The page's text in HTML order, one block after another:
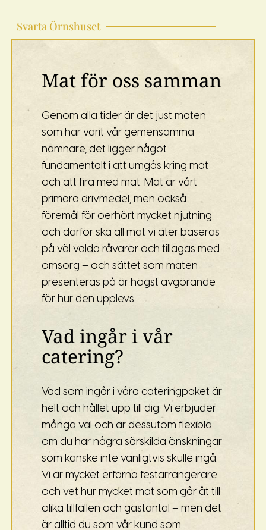
Svarta Örnshuset
Mat för oss samman
Genom alla tider är det just maten
som har varit vår gemensamma
nämnare, det ligger något
fundamentalt i att umgås kring mat
och att fira med mat. Mat är vårt
primära drivmedel, men också
föremål för oerhört mycket njutning
och därför ska all mat vi äter baseras
på väl valda råvaror och tillagas med
omsorg – och sättet som maten
presenteras på är högst avgörande
för hur den upplevs.
Vad ingår i vår
catering?
Vad som ingår i våra cateringpaket är
helt och hållet upp till dig. Vi erbjuder
många val och är dessutom flexibla
om du har några särskilda önskningar
som kanske inte vanligtvis skulle ingå.
Vi är mycket erfarna festarrangerare
och vet hur mycket mat som går åt till
olika tillfällen och gästantal – men det
är alltid du som vår kund som